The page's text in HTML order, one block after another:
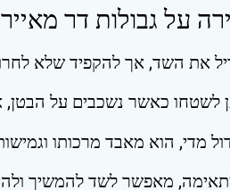
על גבולות דר
את השד, אך להקפיד שלא
לשטחו כאשר נשכבים על
מדי, הוא מאבד מרכותו
מאפשר לשד להמשיך